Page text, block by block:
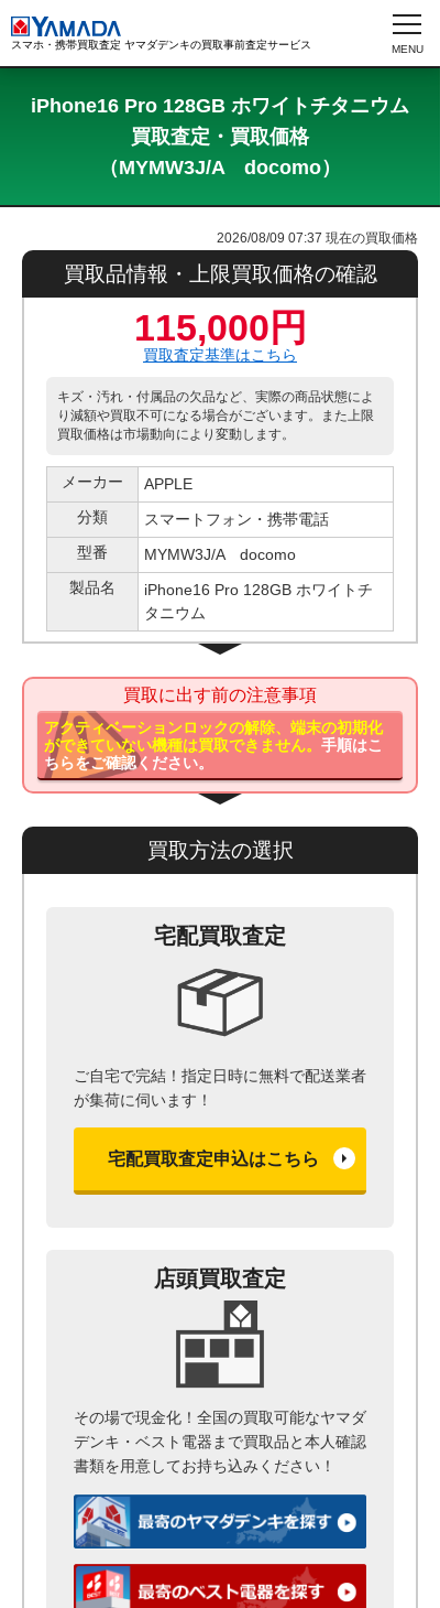
スマホ・携帯買取査定 ヤマダデンキの買取事前査定サービス
iPhone16 Pro 128GB ホワイトチタニウム
買取査定・買取価格
（MYMW3J/A docomo）
2026/08/09 07:37 現在の買取価格
買取品情報・上限買取価格の確認
115,000円
買取査定基準はこちら
キズ・汚れ・付属品の欠品など、実際の商品状態によ
り減額や買取不可になる場合がございます。また上限
買取価格は市場動向により変動します。
メーカー
APPLE
分類
スマートフォン・携帯電話
型番
MYMW3J/A docomo
製品名
iPhone16 Pro 128GB ホワイトチ
タニウム
買取に出す前の注意事項
アクティベーションロックの解除、端末の初期化
ができていない機種は買取できません。手順はこ
ちらをご確認ください。
買取方法の選択
宅配買取査定
ご自宅で完結！指定日時に無料で配送業者
が集荷に伺います！
宅配買取査定申込はこちら
店頭買取査定
その場で現金化！全国の買取可能なヤマダ
デンキ・ベスト電器まで買取品と本人確認
書類を用意してお持ち込みください！